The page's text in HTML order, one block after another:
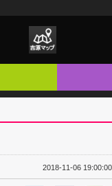
2018-11-06 19:00:00